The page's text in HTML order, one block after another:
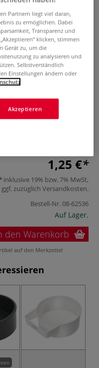
Modell 265
Flexible Gummischale
1,25 €
inklusive 19% bzw. 7% MwSt,
ggf. zuzüglich Versandkosten.
Bestell-Nr.08-62536
Auf Lager.
den Warenkorb
auf den Merkzettel
Partnern liegt viel daran,
zu ermöglichen. Dabei
Transparenz und
klicken, stimmen
Gerät zu, um die
zu analysieren und
Selbstverständlich
Einstellungen ändern oder
Akzeptieren